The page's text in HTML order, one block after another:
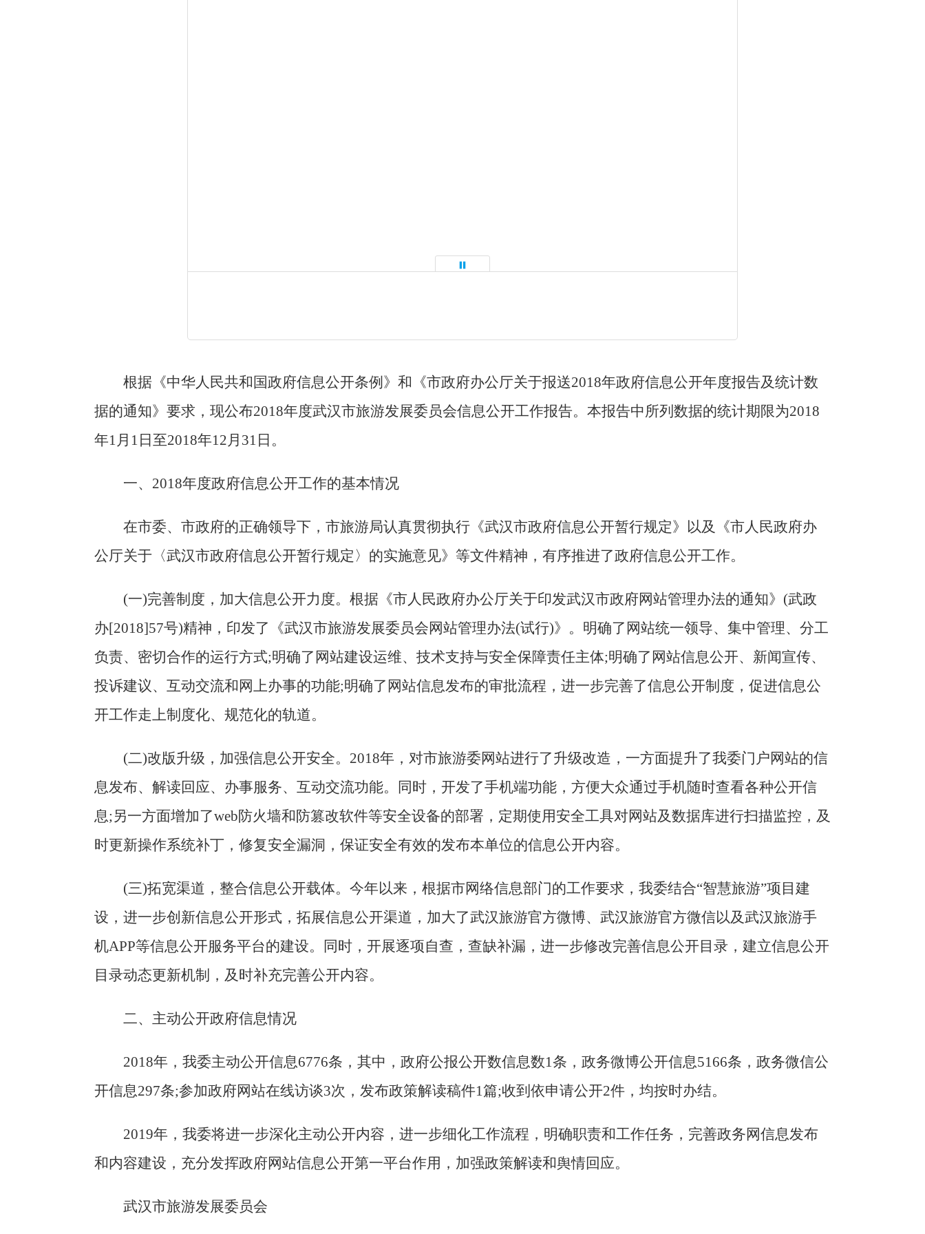
根据《中华人民共和国政府信息公开条例》和《市政府办公厅关于报送2018年政府信息公开年度报告及统计数
据的通知》 要求 ，现公布2018年度武汉市旅游发展委员会信息公开工作报告。本报告中所列数据的统计期限为2018
年1月1日至2018年12月31日。
一、2018年度政府信息公开工作的基本情况
在市委、市政府的正确领导下，市旅游局认真贯彻执行 《武汉市政府信息公开暂行规定》以及《市人民政府办
公厅关于〈武汉市政府信息公开暂行规定〉的实施意见》等文件精神， 有序推进了政府信息公开工作。
(一)完善制度，加大信息公开力度。 根据《市人民政府办公厅关于印发武汉市政府网站管理办法的通知》(武政
办[2018]57号)精神，印发了《武汉市旅游发展委员会网站管理办法(试行)》。明确了 网站统一领导、集中管理、分工
负责、密切合作的运行方式;明确了网站建设运维、技术支持与安全保障责任主体;明确了网站信息公开、新闻宣传、
投诉建议、互动交流和网上办事的功能;明确了网站信息发布的审批流程，进一步完善了信息公开制度，促进信息公
开工作走上制度化、规范化的轨道。
(二)改版升级 ， 加强信息公开安全。 2018年，对市旅游委网站进行了升级改造，一方面提升了我委门户网站的信
息发布、解读回应、办事服务、互动交流功能。同时，开发了手机端功能，方便大众通过手机随时查看各种公开信
息;另一方面增加了web防火墙和防篡改软件等安全设备的部署，定期使用安全工具对网站及数据库进行扫描监控，及
时更新操作系统补丁，修复安全漏洞，保证安全有效的发布本单位的信息公开内容。
(三)拓宽渠道， 整合信息公开载体。 今年以来，根据市网络信息部门的工作要求，我委结合“智慧旅游”项目建
设，进一步创新信息公开形式，拓展信息公开渠道，加大了武汉旅游官方微博、武汉旅游官方微信以及武汉旅游手
机APP等信息公开服务平台的建设。同时，开展逐项自查，查缺补漏，进一步修改完善信息公开目录，建立信息公开
目录动态更新机制，及时补充完善公开内容。
二、主动公开政府信息情况
2018年，我委主动公开信息6776条，其中，政府公报公开数信息数1条，政务微博公开信息5166条，政务微信公
开信息297条;参加政府网站在线访谈3次，发布政策解读稿件1篇;收到依申请公开2件，均按时办结。
2019年，我委将进一步深化主动公开内容，进一步细化工作流程，明确职责和工作任务，完善政务网信息发布
和内容建设，充分发挥政府网站信息公开第一平台作用，加强政策解读和舆情回应。
武汉市旅游发展委员会